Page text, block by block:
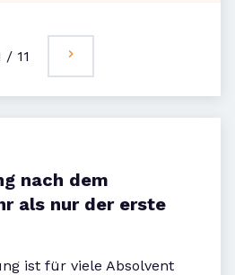
/ 11
nach dem
als nur der erste
ist für viele Absolvent